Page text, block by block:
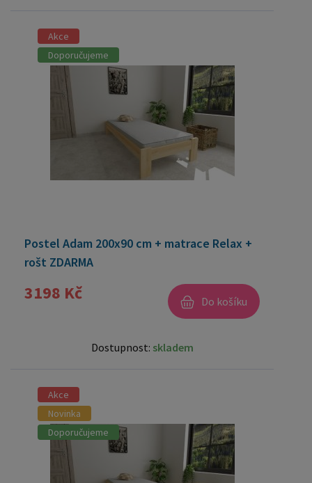
Akce
Doporučujeme
Postel Adam 200x90 cm + matrace Relax +
rošt ZDARMA
3198 Kč Do košíku
Dostupnost: skladem
Akce
Novinka
Doporučujeme